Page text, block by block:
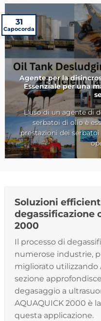
Agente per la
Essenziale per una
serbatoi">
Agente per la
Essenziale per una
L'uso di un agente di
serbatoi di olio è
prestazioni dei
31
Capocorda
Soluzioni
degassificazione
2000
Il processo di
numerose industrie,
migliorato utilizzando
sezione
degasaggio a
AQUAQUICK 2000 è
questa applicazione.